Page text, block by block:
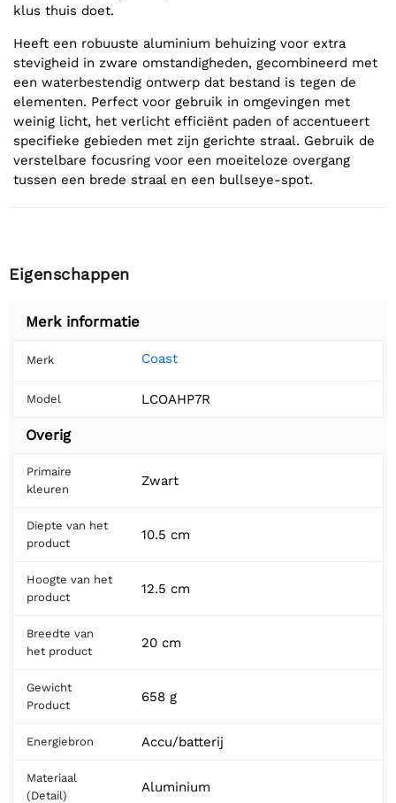
klus thuis doet.
Heeft een robuuste aluminium behuizing voor extra
stevigheid in zware omstandigheden, gecombineerd met
een waterbestendig ontwerp dat bestand is tegen de
elementen. Perfect voor gebruik in omgevingen met
weinig licht, het verlicht efficiënt paden of accentueert
specifieke gebieden met zijn gerichte straal. Gebruik de
verstelbare focusring voor een moeiteloze overgang
tussen een brede straal en een bullseye-spot.
Eigenschappen
Merk informatie
Merk Coast
Model LCOAHP7R
Overig
Primaire
kleuren
Zwart
Diepte van het
product
10.5 cm
Hoogte van het
product
12.5 cm
Breedte van
het product
20 cm
Gewicht
Product
658 g
Energiebron Accu/batterij
Materiaal
(Detail)
Aluminium